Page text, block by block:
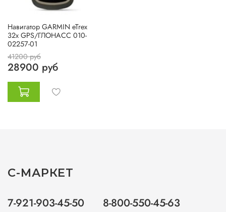
Навигатор GARMIN eTrex
32x GPS/ГЛОНАСС 010-
02257-01
41200 руб
28900 руб
С-МАРКЕТ
7-921-903-45-50 8-800-550-45-63